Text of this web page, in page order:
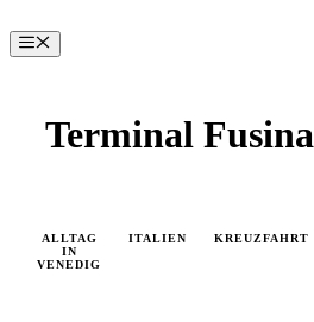
Inhalt
springen
Menü
Terminal Fusina
ALLTAG
IN
VENEDIG
ITALIEN KREUZFAHRT